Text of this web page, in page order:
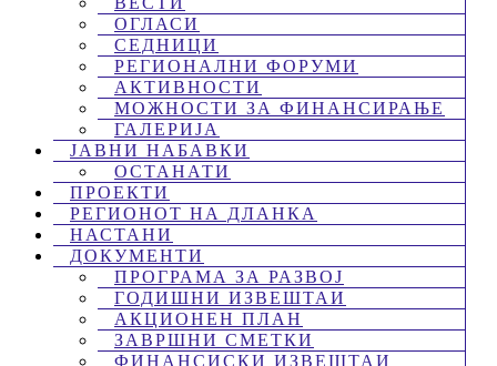
ОГЛАСИ
СЕДНИЦИ
РЕГИОНАЛНИ ФОРУМИ
АКТИВНОСТИ
МОЖНОСТИ ЗА ФИНАНСИРАЊЕ
ГАЛЕРИЈА
ЈАВНИ НАБАВКИ
ОСТАНАТИ
ПРОЕКТИ
РЕГИОНОТ НА ДЛАНКА
НАСТАНИ
ДОКУМЕНТИ
ПРОГРАМА ЗА РАЗВОЈ
ГОДИШНИ ИЗВЕШТАИ
АКЦИОНЕН ПЛАН
ЗАВРШНИ СМЕТКИ
ФИНАНСИСКИ ИЗВЕШТАИ